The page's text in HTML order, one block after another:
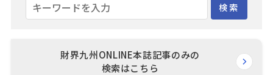
検索
財界九州ONLINE本誌記事のみの
検索はこちら